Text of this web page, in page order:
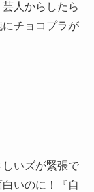
人からしたら
チョコプラが
いズが緊張で
いのに！『自